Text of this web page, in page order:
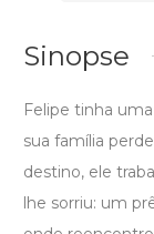
Sinopse
Felipe tinha
sua família
destino, ele
lhe sorriu: um